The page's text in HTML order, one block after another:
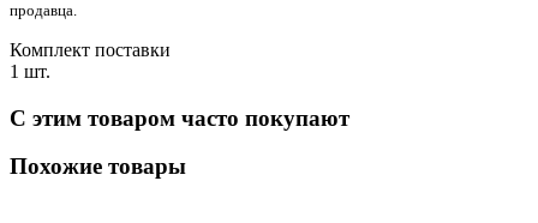
продавца.
Комплект поставки
1 шт.
С этим товаром часто покупают
Похожие товары